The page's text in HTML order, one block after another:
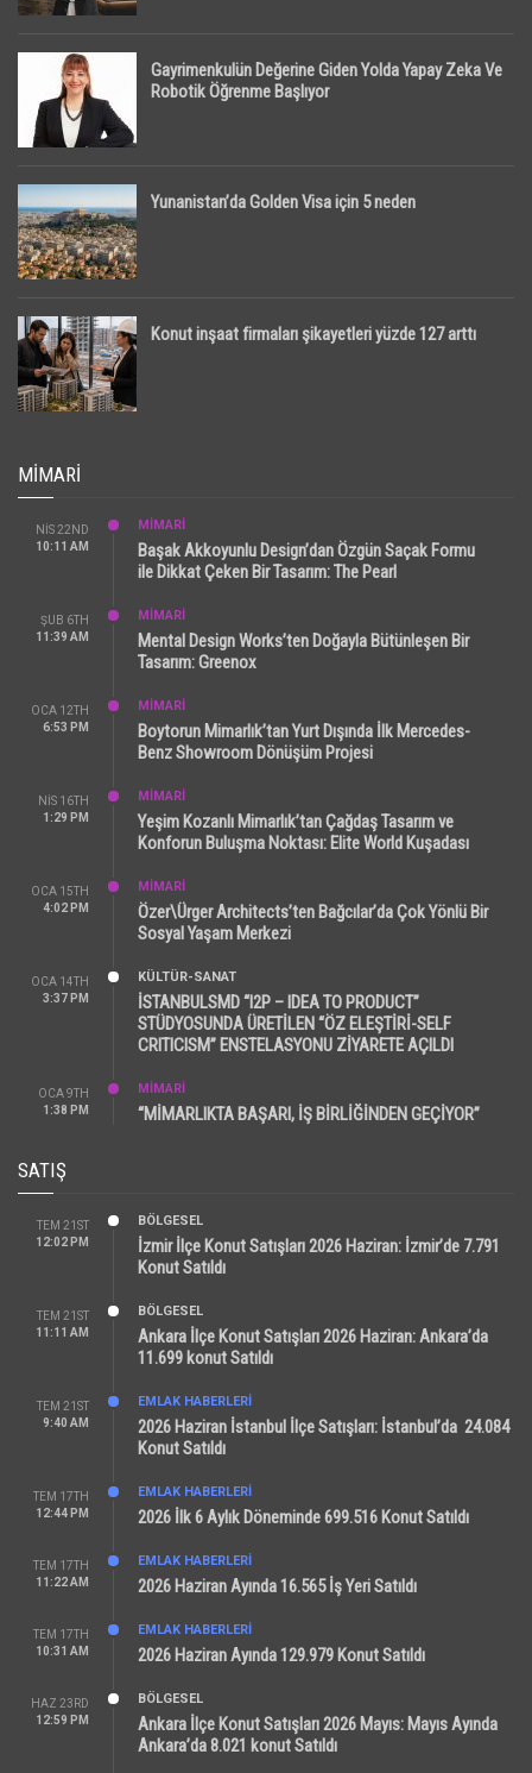
Gayrimenkulün Değerine Giden Yolda Yapay Zeka Ve
Robotik Öğrenme Başlıyor
Yunanistan’da Golden Visa için 5 neden
Konut inşaat firmaları şikayetleri yüzde 127 arttı
MIMARI
NIS 22ND
10:11 AM
MİMARİ
Başak Akkoyunlu Design’dan Özgün Saçak Formu
ile Dikkat Çeken Bir Tasarım: The Pearl
ŞUB 6TH
11:39 AM
MİMARİ
Mental Design Works’ten Doğayla Bütünleşen Bir
Tasarım: Greenox
OCA 12TH
6:53 PM
MİMARİ
Boytorun Mimarlık’tan Yurt Dışında İlk Mercedes-
Benz Showroom Dönüşüm Projesi
NIS 16TH
1:29 PM
MİMARİ
Yeşim Kozanlı Mimarlık’tan Çağdaş Tasarım ve
Konforun Buluşma Noktası: Elite World Kuşadası
OCA 15TH
4:02 PM
MİMARİ
Özer\Ürger Architects’ten Bağcılar’da Çok Yönlü Bir
Sosyal Yaşam Merkezi
OCA 14TH
3:37 PM
KÜLTÜR-SANAT
İSTANBULSMD “I2P – IDEA TO PRODUCT”
STÜDYOSUNDA ÜRETİLEN “ÖZ ELEŞTİRİ-SELF
CRITICISM” ENSTELASYONU ZİYARETE AÇILDI
OCA 9TH
1:38 PM
MİMARİ
“MİMARLIKTA BAŞARI, İŞ BİRLİĞİNDEN GEÇİYOR”
SATIŞ
TEM 21ST
12:02 PM
BÖLGESEL
İzmir İlçe Konut Satışları 2026 Haziran: İzmir’de 7.791
Konut Satıldı
TEM 21ST
11:11 AM
BÖLGESEL
Ankara İlçe Konut Satışları 2026 Haziran: Ankara’da
11.699 konut Satıldı
TEM 21ST
9:40 AM
EMLAK HABERLERI
2026 Haziran İstanbul İlçe Satışları: İstanbul’da 24.084
Konut Satıldı
TEM 17TH
12:44 PM
EMLAK HABERLERI
2026 İlk 6 Aylık Döneminde 699.516 Konut Satıldı
TEM 17TH
11:22 AM
EMLAK HABERLERI
2026 Haziran Ayında 16.565 İş Yeri Satıldı
TEM 17TH
10:31 AM
EMLAK HABERLERI
2026 Haziran Ayında 129.979 Konut Satıldı
HAZ 23RD
12:59 PM
BÖLGESEL
Ankara İlçe Konut Satışları 2026 Mayıs: Mayıs Ayında
Ankara’da 8.021 konut Satıldı